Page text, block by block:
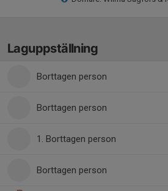
Laguppställning
Borttagen person
Borttagen person
1. Borttagen person
Borttagen person